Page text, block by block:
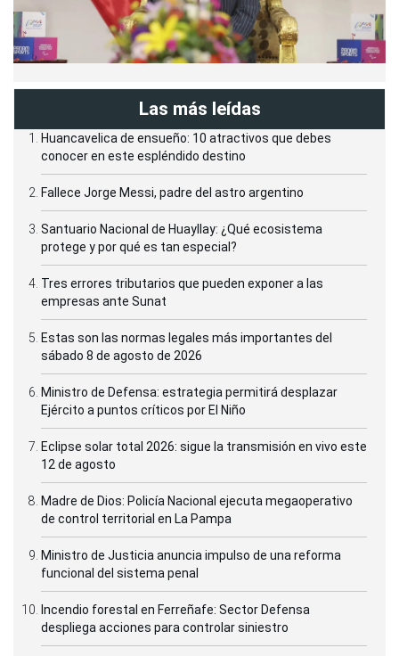
Las más leídas
Huancavelica de ensueño: 10 atractivos que debes
conocer en este espléndido destino
Fallece Jorge Messi, padre del astro argentino
Santuario Nacional de Huayllay: ¿Qué ecosistema
protege y por qué es tan especial?
Tres errores tributarios que pueden exponer a las
empresas ante Sunat
Estas son las normas legales más importantes del
sábado 8 de agosto de 2026
Ministro de Defensa: estrategia permitirá desplazar
Ejército a puntos críticos por El Niño
Eclipse solar total 2026: sigue la transmisión en vivo este
12 de agosto
Madre de Dios: Policía Nacional ejecuta megaoperativo
de control territorial en La Pampa
Ministro de Justicia anuncia impulso de una reforma
funcional del sistema penal
Incendio forestal en Ferreñafe: Sector Defensa
despliega acciones para controlar siniestro